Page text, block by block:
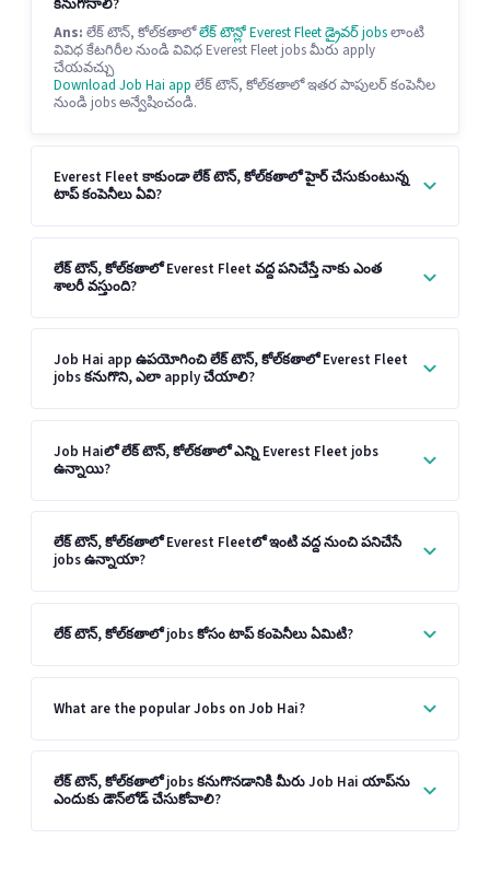
కనుగొనాలి?
Ans: లేక్ టౌన్, కోల్‌కతాలోలేక్ టౌన్లో Everest Fleet డ్రైవర్ jobsలాంటి
వివిధ కేటగిరీల నుండి వివిధ Everest Fleet jobs మీరు apply
చేయవచ్చు
Download Job Hai app లేక్ టౌన్, కోల్‌కతాలో ఇతర పాపులర్ కంపెనీల
నుండి jobs అన్వేషించండి.
Everest Fleet కాకుండా లేక్ టౌన్, కోల్‌కతాలో హైర్ చేసుకుంటున్న
టాప్ కంపెనీలు ఏవి?
లేక్ టౌన్, కోల్‌కతాలో Everest Fleet వద్ద పనిచేస్తే నాకు ఎంత
శాలరీ వస్తుంది?
Job Hai app ఉపయోగించి లేక్ టౌన్, కోల్‌కతాలో Everest Fleet
jobs కనుగొని, ఎలా apply చేయాలి?
Job Haiలో లేక్ టౌన్, కోల్‌కతాలో ఎన్ని Everest Fleet jobs
ఉన్నాయి?
లేక్ టౌన్, కోల్‌కతాలో Everest Fleetలో ఇంటి వద్ద నుంచి పనిచేసే
jobs ఉన్నాయా?
లేక్ టౌన్, కోల్‌కతాలో jobs కోసం టాప్ కంపెనీలు ఏమిటి?
What are the popular Jobs on Job Hai?
లేక్ టౌన్, కోల్‌కతాలో jobs కనుగొనడానికి మీరు Job Hai యాప్‌ను
ఎందుకు డౌన్‌లోడ్ చేసుకోవాలి?